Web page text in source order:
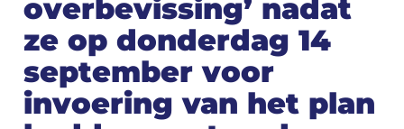
overbevissing’ nadat
ze op donderdag 14
september voor
invoering van het plan